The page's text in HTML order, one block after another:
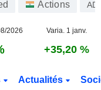
Actions
2026 Varia. 1 janv.
+35,20 %
Actualités